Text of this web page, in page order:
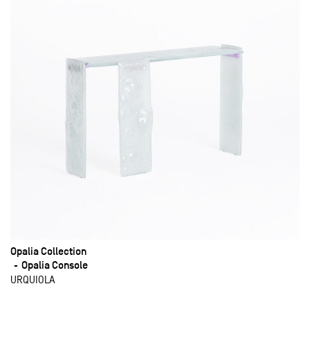
Opalia Collection
Opalia Console
URQUIOLA